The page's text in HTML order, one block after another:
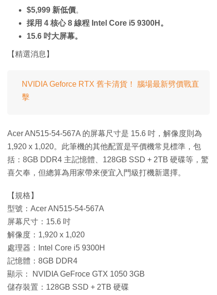
$5,999 新低價。
採用 4 核心 8 線程 Intel Core i5 9300H。
15.6 吋大屏幕。
【精選消息】
NVIDIA Geforce RTX 舊卡清貨！ 腦場最新劈價戰直
擊
Acer AN515-54-567A 的屏幕尺寸是 15.6 吋，解像度則為
1,920 x 1,020。此筆機的其他配置是平價機常見標準，包
括：8GB DDR4 主記憶體、128GB SSD + 2TB 硬碟等，驚
喜欠奉，但總算為用家帶來便宜入門級打機新選擇。
【規格】
型號：Acer AN515-54-567A
屏幕尺寸：15.6 吋
解像度：1,920 x 1,020
處理器：Intel Core i5 9300H
記憶體：8GB DDR4
顯示： NVIDIA GeFroce GTX 1050 3GB
儲存裝置：128GB SSD + 2TB 硬碟